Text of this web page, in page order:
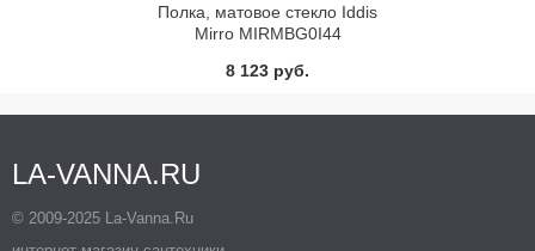
Полка, матовое стекло Iddis
Mirro MIRMBG0I44
8 123 руб.
LA-VANNA.RU
© 2009-2025 La-Vanna.Ru